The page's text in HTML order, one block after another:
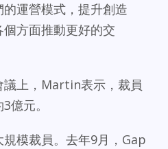
運營模式，提升創造
方面推動更好的交
議上，Martin表示，裁員
億元。
模裁員。去年9月，Gap